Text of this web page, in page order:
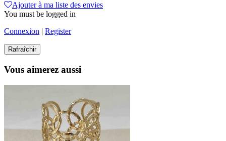
Ajouter à ma liste des envies
You must be logged in
Connexion | Register
Vous aimerez aussi